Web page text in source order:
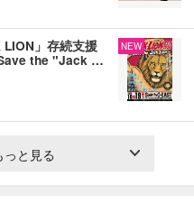
」存続支援
the "Jack …
NEW
と見る